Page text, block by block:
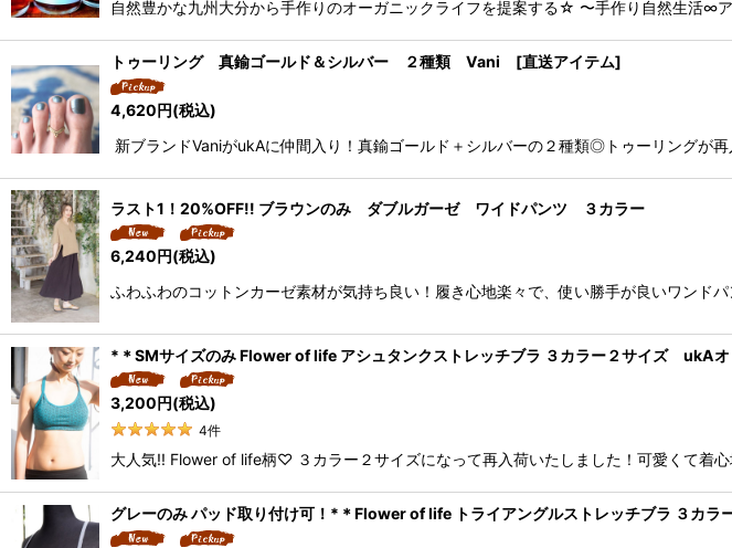
自然豊かな九州大分から手作りのオーガニックライフを提案する☆ 〜手作り自然生活∞
トゥーリング 真鍮ゴールド＆シルバー ２種類 Vani [直送アイテム]
4,620円(税込)
新ブランドVaniがukAに仲間入り！真鍮ゴールド＋シルバーの２種類◎トゥーリングが
ラスト1！20%OFF!! ブラウンのみ ダブルガーゼ ワイドパンツ ３カラー
6,240円(税込)
ふわふわのコットンカーゼ素材が気持ち良い！履き心地楽々で、使い勝手が良いワンド
*＊SMサイズのみ Flower of life アシュタンクストレッチブラ ３カラー２サイズ ukAオ
3,200円(税込)
4件
大人気!! Flower of life柄♡ ３カラー２サイズになって再入荷いたしました！可愛くて着
グレーのみ パッド取り付け可！*＊Flower of life トライアングルストレッチブラ ３カラ